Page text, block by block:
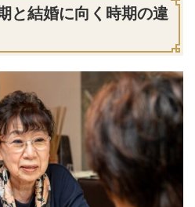
と結婚に向く時期の違